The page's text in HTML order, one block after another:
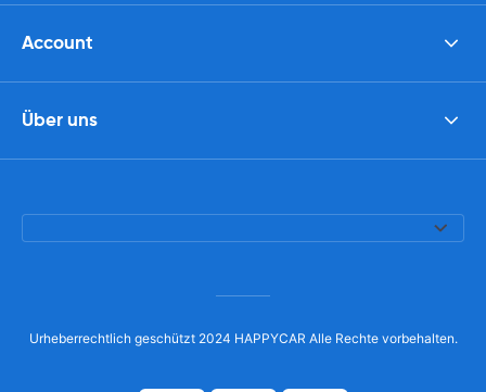
Account
Über uns
Urheberrechtlich geschützt 2024 HAPPYCAR Alle Rechte vorbehalten.